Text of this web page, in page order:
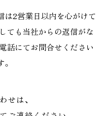
は2営業日以内を心がけて
ても当社からの返信がな
話にてお問合せください
せは、